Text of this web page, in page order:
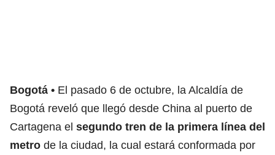
Bogotá
El pasado 6 de octubre, la Alcaldía de
Bogotá reveló que llegó desde China al puerto de
Cartagena el segundo tren de la primera línea del
metro de la ciudad, la cual estará conformada por